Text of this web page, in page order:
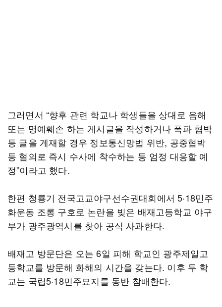
그러면서 “향후 관련 학교나 학생들을 상대로 음해
또는 명예훼손 하는 게시글을 작성하거나 폭파 협박
등 글을 게재할 경우 정보통신망법 위반, 공중협박
등 혐의로 즉시 수사에 착수하는 등 엄정 대응할 예
정”이라고 했다.
한편 청룡기 전국고교야구선수권대회에서 5·18민주
화운동 조롱 구호로 논란을 빚은 배재고등학교 야구
부가 광주광역시를 찾아 공식 사과한다.
배재고 방문단은 오는 6일 피해 학교인 광주제일고
등학교를 방문해 화해의 시간을 갖는다. 이후 두 학
교는 국립5·18민주묘지를 동반 참배한다.